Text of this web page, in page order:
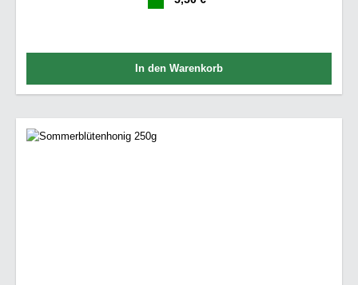
In den Warenkorb